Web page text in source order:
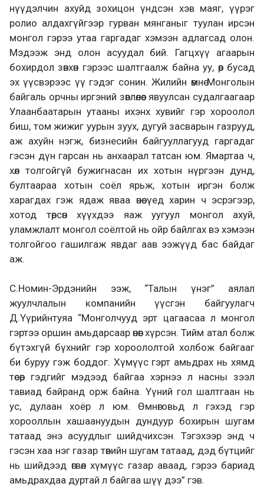
нүүдэлчин ахуйд зохицон үндсэн хэв маяг, үүрэг
ролио алдахгүйгээр гурван мянганыг туулан ирсэн
монгол гэрээ утаа гаргадаг хэмээн адлагсад олон.
Мэдээж энд олон асуудал бий. Гагцхүү агаарын
бохирдол зөвхөн гэрээс шалтгаалж байна уу, өөр бусад
эх үүсвэрээс үү гэдэг сонин. Жилийн өмнө Монголын
байгаль орчны иргэний зөвлөлөөс явуулсан судалгаагаар
Улаанбаатарын утааны ихэнх хувийг гэр хороолол
биш, том жижиг уурын зуух, дугуй засварын газрууд,
аж ахуйн нэгж, бизнесийн байгууллагууд гаргадаг
гэсэн дүн гарсан нь анхаарал татсан юм. Ямартаа ч,
хөл толгойгүй бужигнасан их хотын нүргээн дунд,
бултаараа хотын соёл ярьж, хотын иргэн болж
харагдах гэж ядаж яваа өнөө үед харин ч эсрэгээр,
хотод төрсөн хүүхдээ яаж уугуул монгол ахуй,
уламжлалт монгол соёлтой нь ойр байлгах вэ хэмээн
толгойгоо гашилгаж явдаг аав ээжүүд бас байдаг
аж.
С.Номин-Эрдэнийн ээж, “Талын үнэг” аялал
жуулчлалын компанийн үүсгэн байгуулагч
Д.Үүрийнтуяа “Монголчууд эрт цагаасаа л монгол
гэртээ оршин амьдарсаар өнөөг хүрсэн. Тийм атал болж
бүтэхгүй бүхнийг гэр хороололтой холбож байгааг
би буруу гэж боддог. Хүмүүс гэрт амьдрах нь хямд
төсөр гэдгийг мэдээд байгаа хэрнээ л насны зээл
тавиад байранд орж байна. Үүний гол шалтгаан нь
ус, дулаан хоёр л юм. Өмнөговьд л гэхэд гэр
хорооллын хашаануудын дундуур бохирын шугам
татаад энэ асуудлыг шийдчихсэн. Тэгэхээр энд ч
гэсэн хаа нэг газар төвийн шугам татаад, дэд бүтцийг
нь шийдээд өгвөл хүмүүс газар аваад, гэрээ бариад
амьдрахдаа дуртай л байгаа шүү дээ” гэв.